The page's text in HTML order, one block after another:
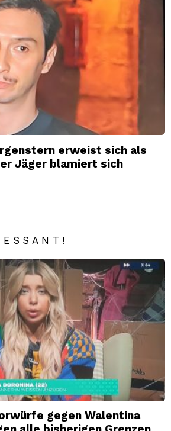
erweist sich als
Jäger blamiert sich
gegen Walentina